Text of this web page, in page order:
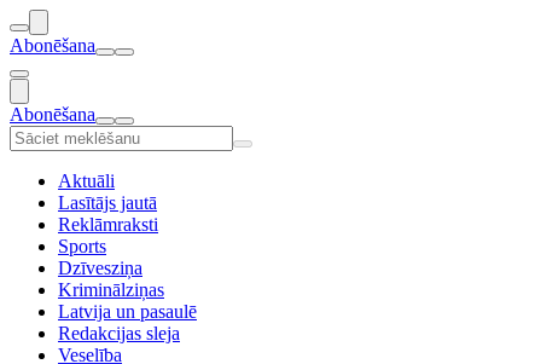
Abonēšana
Abonēšana
Aktuāli
Lasītājs jautā
Reklāmraksti
Sports
Dzīvesziņa
Kriminālziņas
Latvija un pasaulē
Redakcijas sleja
Veselība